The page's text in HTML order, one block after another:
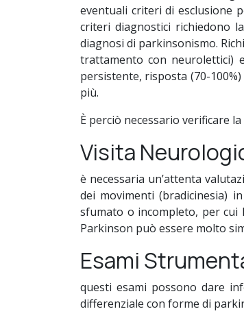
eventuali criteri di esclusione
criteri diagnostici richiedono
diagnosi di parkinsonismo.
trattamento con neurolettici)
persistente, risposta (70-
più.
È perciò necessario verificare
Visita
è necessaria un’attenta
dei movimenti (bradicinesia)
sfumato o incompleto, per cui
Parkinson può essere molto
Esami
questi esami possono dare
differenziale con forme di